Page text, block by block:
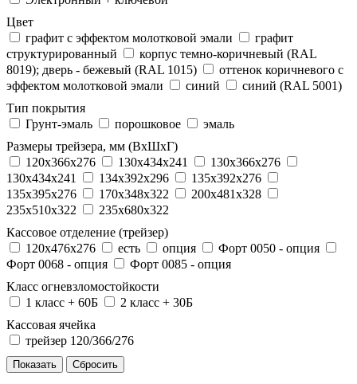
Цвет
графит с эффектом молотковой эмали
графит
структурированный
корпус темно-коричневый (RAL
8019); дверь - бежевый (RAL 1015)
оттенок коричневого с
эффектом молотковой эмали
синий
синий (RAL 5001)
Тип покрытия
Грунт-эмаль
порошковое
эмаль
Размеры трейзера, мм (ВхШхГ)
120x366x276
130x434x241
130х366х276
130х434х241
134x392x296
135x392x276
135x395x276
170x348x322
200x481x328
235x510x322
235x680x322
Кассовое отделение (трейзер)
120х476х276
есть опция
Форт 0050 - опция
Форт 0068 - опция
Форт 0085 - опция
Класс огневзломостойкости
1 класс + 60Б
2 класс + 30Б
Кассовая ячейка
трейзер 120/366/276